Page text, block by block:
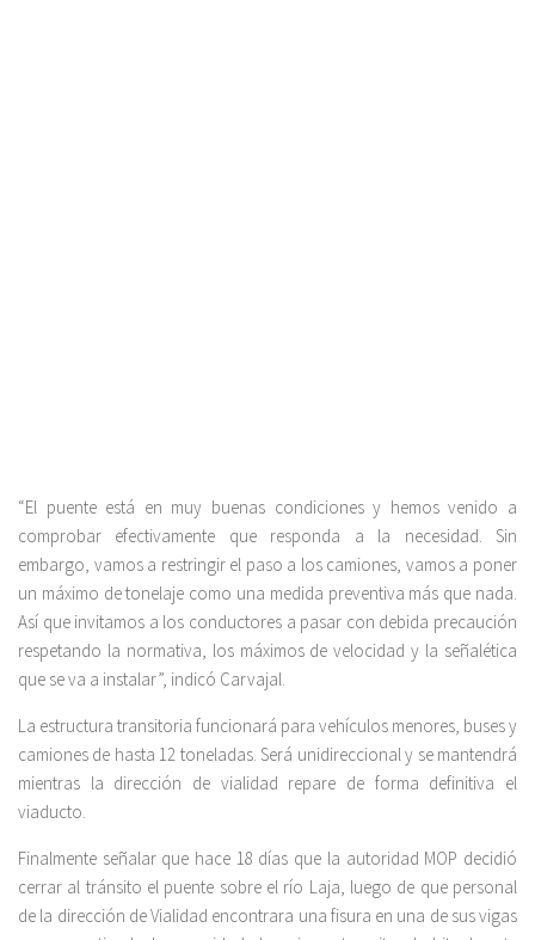
“El puente está en muy buenas condiciones y hemos venido a
comprobar efectivamente que responda a la necesidad. Sin
embargo, vamos a restringir el paso a los camiones, vamos a poner
un máximo de tonelaje como una medida preventiva más que nada.
Así que invitamos a los conductores a pasar con debida precaución
respetando la normativa, los máximos de velocidad y la señalética
que se va a instalar”, indicó Carvajal.
La estructura transitoria funcionará para vehículos menores, buses y
camiones de hasta 12 toneladas. Será unidireccional y se mantendrá
mientras la dirección de vialidad repare de forma definitiva el
viaducto.
Finalmente señalar que hace 18 días que la autoridad MOP decidió
cerrar al tránsito el puente sobre el río Laja, luego de que personal
de la dirección de Vialidad encontrara una fisura en una de sus vigas